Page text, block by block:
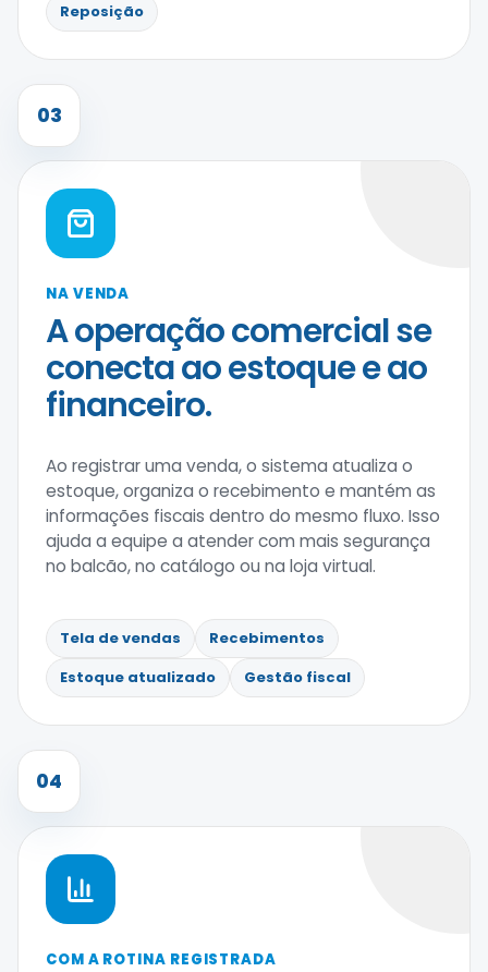
Reposição
03
NA VENDA
A operação comercial se
conecta ao estoque e ao
financeiro.
Ao registrar uma venda, o sistema atualiza o
estoque, organiza o recebimento e mantém as
informações fiscais dentro do mesmo fluxo. Isso
ajuda a equipe a atender com mais segurança
no balcão, no catálogo ou na loja virtual.
Tela de vendas
Recebimentos
Estoque atualizado
Gestão fiscal
04
COM A ROTINA REGISTRADA